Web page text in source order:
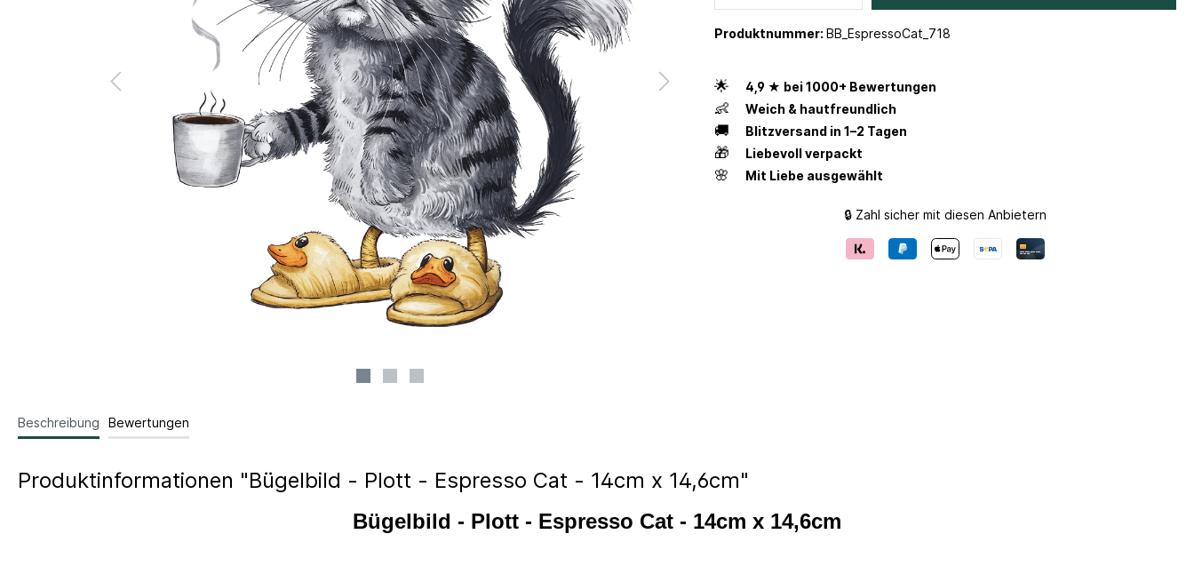
Produktnummer: BB_EspressoCat_718
🌟 4,9 ★ bei 1000+ Bewertungen
👶 Weich & hautfreundlich
🚚 Blitzversand in 1–2 Tagen
🎁 Liebevoll verpackt
🌸 Mit Liebe ausgewählt
🔒 Zahl sicher mit diesen Anbietern
Beschreibung Bewertungen
Produktinformationen "Bügelbild - Plott - Espresso Cat - 14cm x 14,6cm"
Bügelbild - Plott - Espresso Cat - 14cm x 14,6cm